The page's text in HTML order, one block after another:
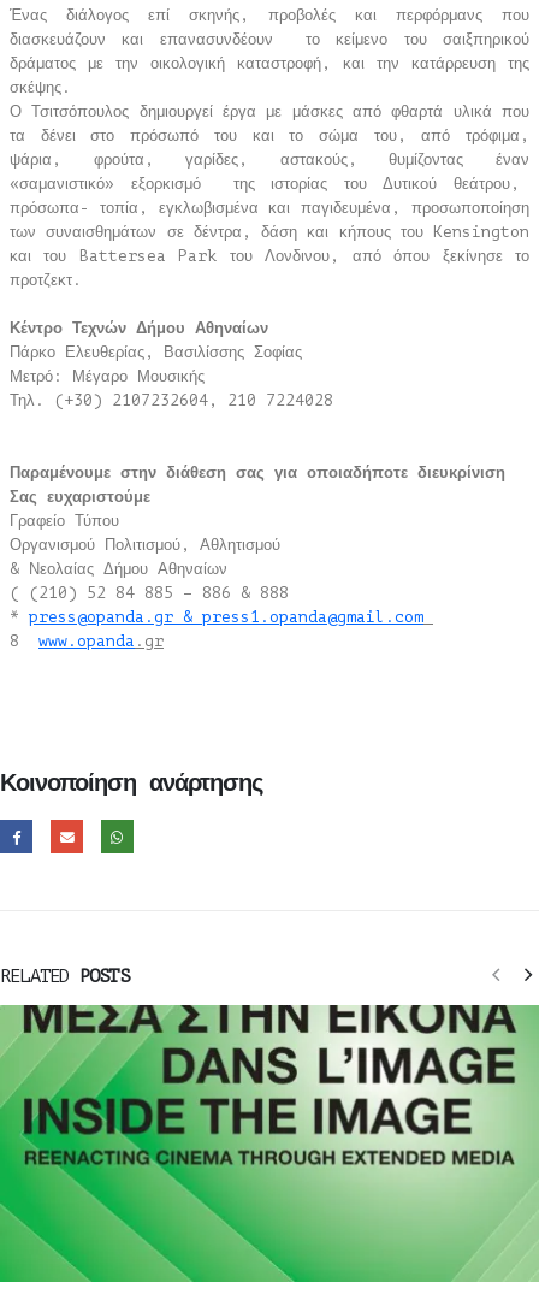
Ένας διάλογος επί σκηνής, προβολές και περφόρμανς που
διασκευάζουν και επανασυνδέουν το κείμενο του σαιξπηρικού
δράματος με την οικολογική καταστροφή, και την κατάρρευση της
σκέψης.
Ο Τσιτσόπουλος δημιουργεί έργα με μάσκες από φθαρτά υλικά που
τα δένει στο πρόσωπό του και το σώμα του, από τρόφιμα,
ψάρια, φρούτα, γαρίδες, αστακούς, θυμίζοντας έναν
«σαμανιστικό» εξορκισμό της ιστορίας του Δυτικού θεάτρου,
πρόσωπα- τοπία, εγκλωβισμένα και παγιδευμένα, προσωποποίηση
των συναισθημάτων σε δέντρα, δάση και κήπους του Kensington
και του Battersea Park του Λονδινου, από όπου ξεκίνησε το
προτζεκτ.
Κέντρο Τεχνών Δήμου Αθηναίων
Πάρκο Ελευθερίας, Βασιλίσσης Σοφίας
Μετρό: Μέγαρο Μουσικής
Τηλ. (+30) 2107232604, 210 7224028
Παραμένουμε στην διάθεση σας για οποιαδήποτε διευκρίνιση
Σας ευχαριστούμε
Γραφείο Τύπου
Οργανισμού Πολιτισμού, Αθλητισμού
& Νεολαίας Δήμου Αθηναίων
( (210) 52 84 885 – 886 & 888
* press@opanda.gr & press1.opanda@gmail.com
8 www.opanda .gr
Κοινοποίηση ανάρτησης
RELATED POSTS